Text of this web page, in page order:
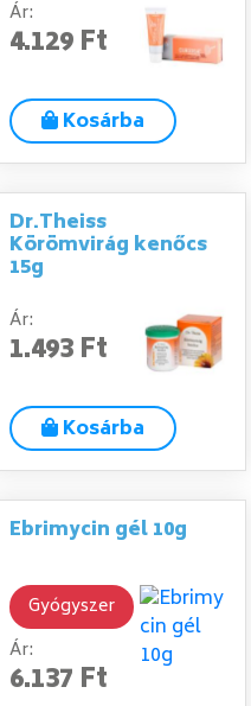
Ár:
4.129 Ft
Kosárba
Dr.Theiss
Körömvirág kenőcs
15g
Ár:
1.493 Ft
Kosárba
Ebrimycin gél 10g
Gyógyszer
Ár:
6.137 Ft